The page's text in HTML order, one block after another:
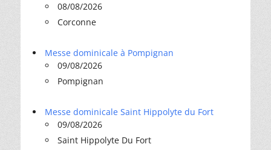
08/08/2026
Corconne
Messe dominicale à Pompignan
09/08/2026
Pompignan
Messe dominicale Saint Hippolyte du Fort
09/08/2026
Saint Hippolyte Du Fort